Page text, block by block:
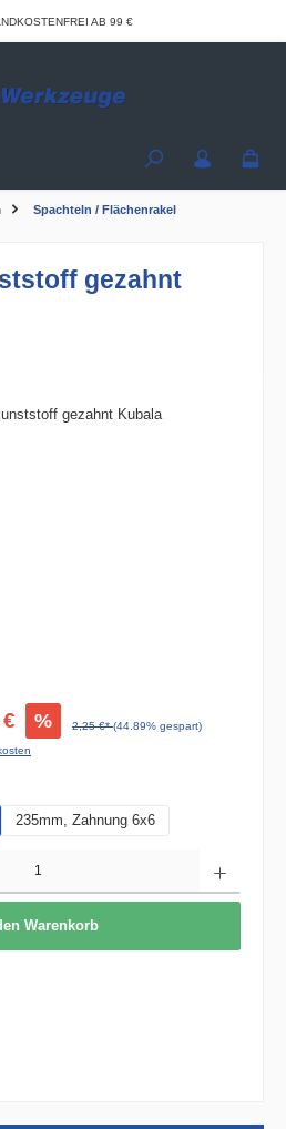
AB 99 €
Spachteln / Flächenrakel
gezahnt
% 2,25 €*(44.89% gespart)
235mm, Zahnung 6x6
Warenkorb